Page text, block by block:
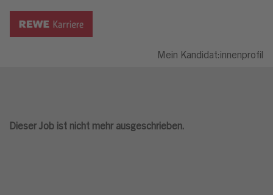
Mein Kandidat:innenprofil
Dieser Job ist nicht mehr ausgeschrieben.